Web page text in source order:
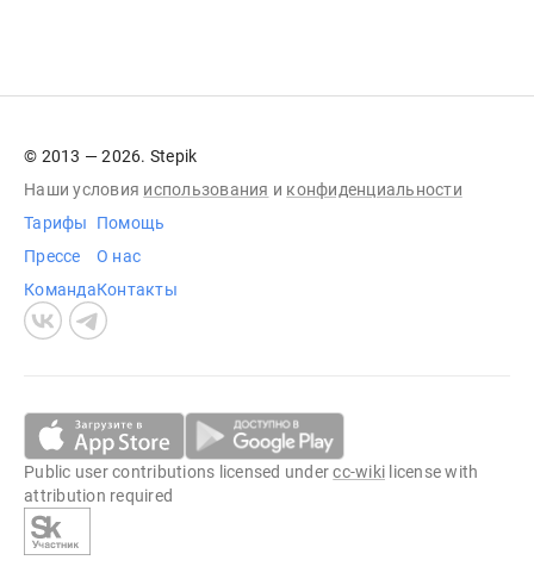
© 2013 — 2026. Stepik
Наши условия использования и конфиденциальности
Тарифы
Прессе
Команда
Помощь
О нас
Контакты
Public user contributions licensed undercc-wiki license with
attribution required